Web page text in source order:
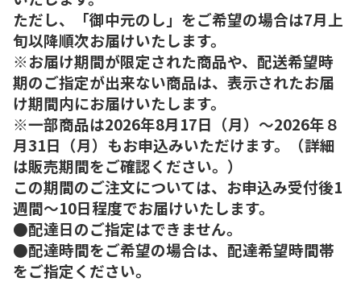
ただし、「御中元のし」をご希望の場合は7月上
旬以降順次お届けいたします。
※お届け期間が限定された商品や、配送希望時
期のご指定が出来ない商品は、表示されたお届
け期間内にお届けいたします。
※一部商品は2026年8月17日（月）～2026年８
月31日（月）もお申込みいただけます。（詳細
は販売期間をご確認ください。）
この期間のご注文については、お申込み受付後1
週間～10日程度でお届けいたします。
●配達日のご指定はできません。
●配達時間をご希望の場合は、配達希望時間帯
をご指定ください。